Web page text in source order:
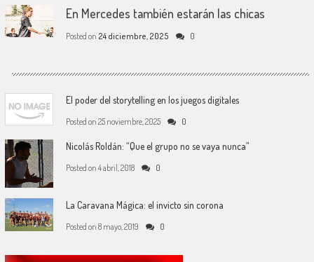
En Mercedes también estarán las chicas
Posted on 24 diciembre, 2025 0
El poder del storytelling en los juegos digitales
Posted on 25 noviembre, 2025 0
Nicolás Roldán: “Que el grupo no se vaya nunca”
Posted on 4 abril, 2018 0
La Caravana Mágica: el invicto sin corona
Posted on 8 mayo, 2019 0